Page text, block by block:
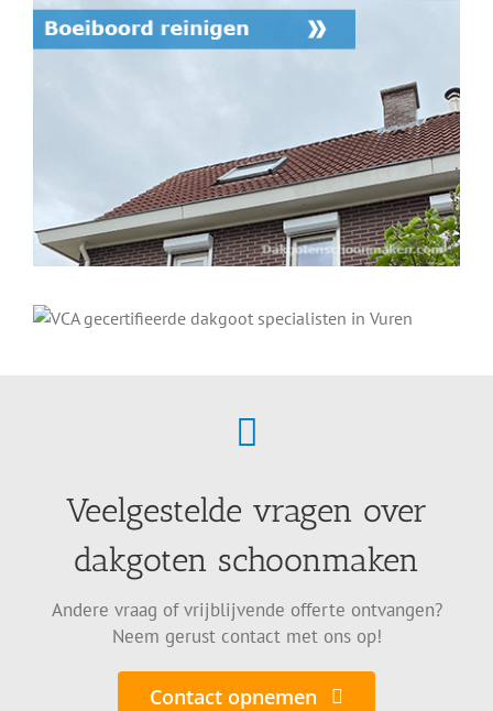
Veelgestelde vragen over
dakgoten schoonmaken
Andere vraag of vrijblijvende offerte ontvangen?
Neem gerust contact met ons op!
Contact opnemen